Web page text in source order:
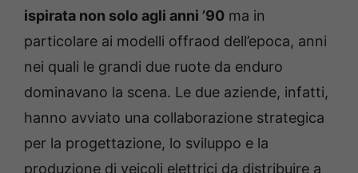
ispirata non solo agli anni ’90 ma in
particolare ai modelli offraod dell’epoca, anni
nei quali le grandi due ruote da enduro
dominavano la scena. Le due aziende, infatti,
hanno avviato una collaborazione strategica
per la progettazione, lo sviluppo e la
produzione di veicoli elettrici da distribuire a